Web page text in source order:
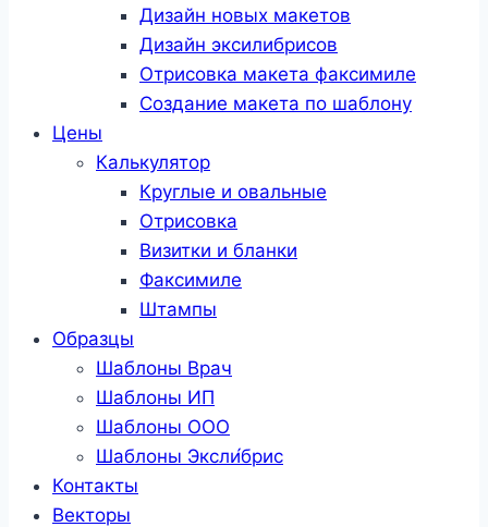
Дизайн новых макетов
Дизайн эксилибрисов
Отрисовка макета факсимиле
Создание макета по шаблону
Цены
Калькулятор
Круглые и овальные
Отрисовка
Визитки и бланки
Факсимиле
Штампы
Образцы
Шаблоны Врач
Шаблоны ИП
Шаблоны ООО
Шаблоны Эксли́брис
Контакты
Векторы